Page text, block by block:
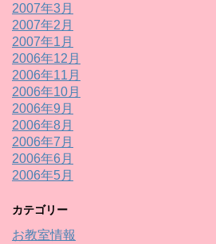
2007年3月
2007年2月
2007年1月
2006年12月
2006年11月
2006年10月
2006年9月
2006年8月
2006年7月
2006年6月
2006年5月
カテゴリー
お教室情報